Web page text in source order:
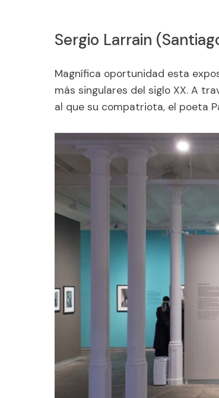
Sergio Larrain
Magnífica oportunidad esta
más singulares del siglo XX. A
al que su compatriota, el poeta